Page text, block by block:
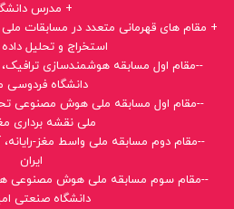
+ مدرس
+ مقام های قهرمانی متعدد در مسابقات
استخراج و تحلیل
--مقام اول مسابقه هوشمندسازی
دانشگاه
--مقام اول مسابقه ملی هوش مصنوعی
ملی نقشه برداری
--مقام دوم مسابقه ملی واسط مغز-رایانه،
ایران
--مقام سوم مسابقه ملی هوش مصنوعی
دانشگاه صنعتی